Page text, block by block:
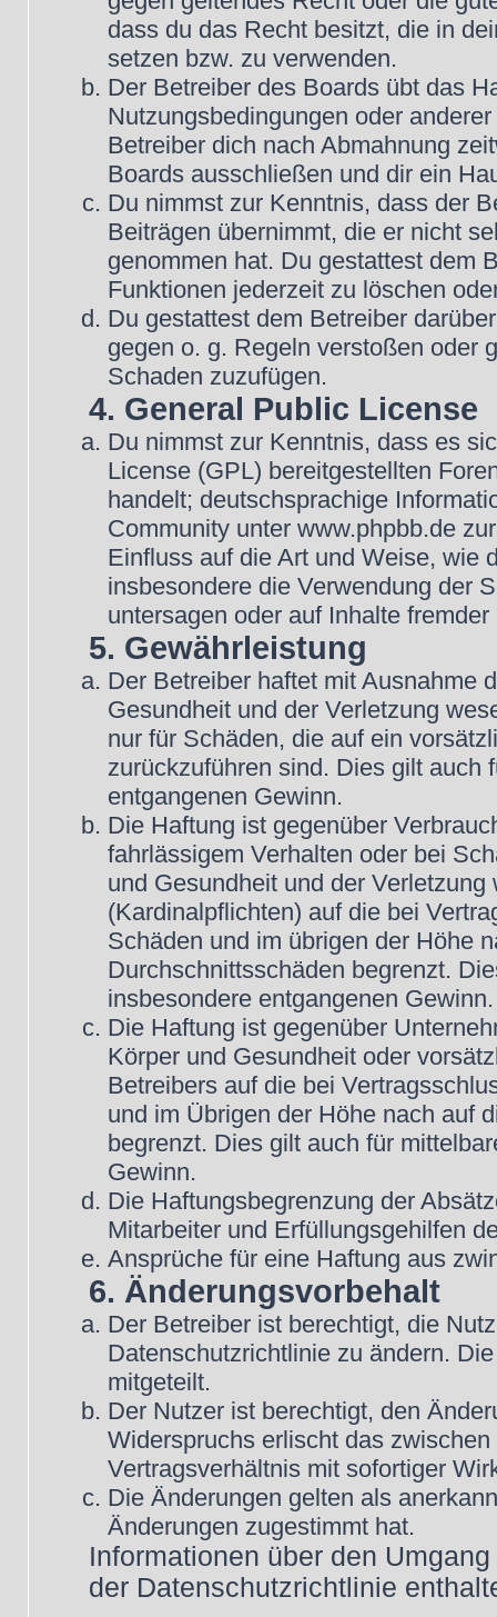
dass du das Recht besitzt, die in
setzen bzw. zu verwenden.
Der Betreiber des Boards übt das
Nutzungsbedingungen oder
Betreiber dich nach Abmahnung
Boards ausschließen und dir ein
Du nimmst zur Kenntnis, dass der
Beiträgen übernimmt, die er nicht
genommen hat. Du gestattest dem
Funktionen jederzeit zu löschen
Du gestattest dem Betreiber
gegen o. g. Regeln verstoßen oder
Schaden zuzufügen.
4. General Public License
Du nimmst zur Kenntnis, dass es
License (GPL) bereitgestellten
handelt; deutschsprachige
Community unter www.phpbb.de
Einfluss auf die Art und Weise, wie
insbesondere die Verwendung der
untersagen oder auf Inhalte
5. Gewährleistung
Der Betreiber haftet mit Ausnahme
Gesundheit und der Verletzung
nur für Schäden, die auf ein
zurückzuführen sind. Dies gilt auch
entgangenen Gewinn.
Die Haftung ist gegenüber
fahrlässigem Verhalten oder bei
und Gesundheit und der
(Kardinalpflichten) auf die bei
Schäden und im übrigen der Höhe
Durchschnittsschäden begrenzt.
insbesondere entgangenen Gewinn.
Die Haftung ist gegenüber
Körper und Gesundheit oder
Betreibers auf die bei
und im Übrigen der Höhe nach auf
begrenzt. Dies gilt auch für
Gewinn.
Die Haftungsbegrenzung der
Mitarbeiter und Erfüllungsgehilfen
Ansprüche für eine Haftung aus
6. Änderungsvorbehalt
Der Betreiber ist berechtigt, die
Datenschutzrichtlinie zu ändern.
mitgeteilt.
Der Nutzer ist berechtigt, den
Widerspruchs erlischt das
Vertragsverhältnis mit sofortiger
Die Änderungen gelten als
Änderungen zugestimmt hat.
Informationen über den
der Datenschutzrichtlinie